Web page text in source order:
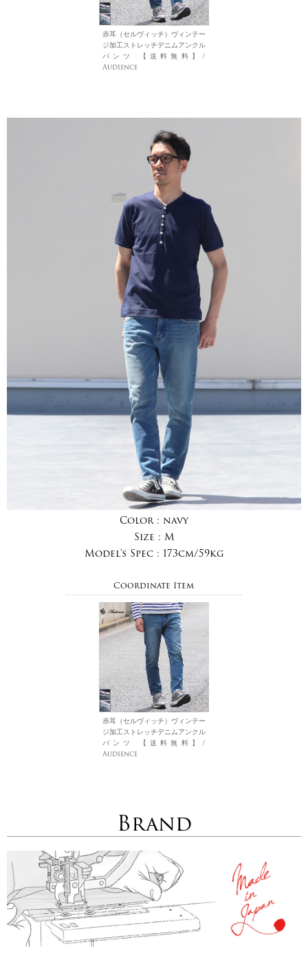
赤耳（セルヴィッチ）ヴィンテー
ジ加工ストレッチデニムアンクル
パンツ 【送料無料】/
Audience
Color : navy
Size : M
Model's Spec : 173cm/59kg
Coordinate Item
赤耳（セルヴィッチ）ヴィンテー
ジ加工ストレッチデニムアンクル
パンツ 【送料無料】/
Audience
Brand